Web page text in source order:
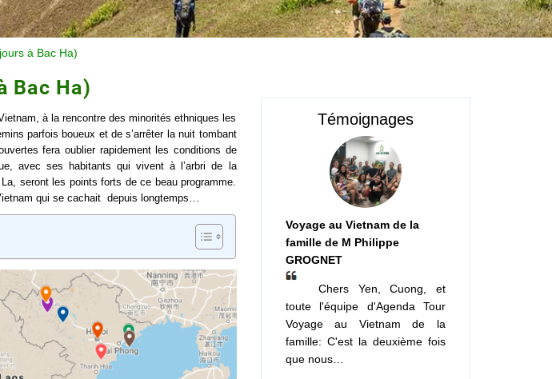
à Bac Ha)
Bac Ha)
à la rencontre des minorités ethniques les
parfois boueux et de s’arrêter la nuit tombant
fera oublier rapidement les conditions de
avec ses habitants qui vivent à l’arbri de la
seront les points forts de ce beau programme.
qui se cachait depuis longtemps…
Témoignages
Voyage au Vietnam de la
famille de M Philippe
GROGNET
Chers Yen, Cuong, et
toute l'équipe d'Agenda Tour
Voyage au Vietnam de la
famille: C'est la deuxième fois
que nous…